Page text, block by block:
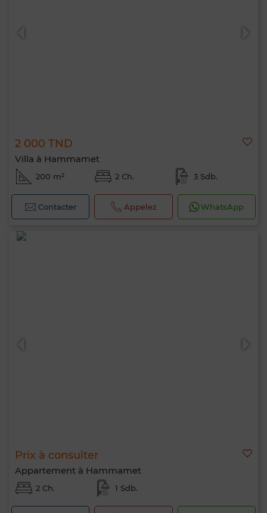
2 000 TND
Villa à Hammamet
200 m² 2 Ch. 3 Sdb.
Contacter Appelez WhatsApp
Prix à consulter
Appartement à Hammamet
2 Ch. 1 Sdb.